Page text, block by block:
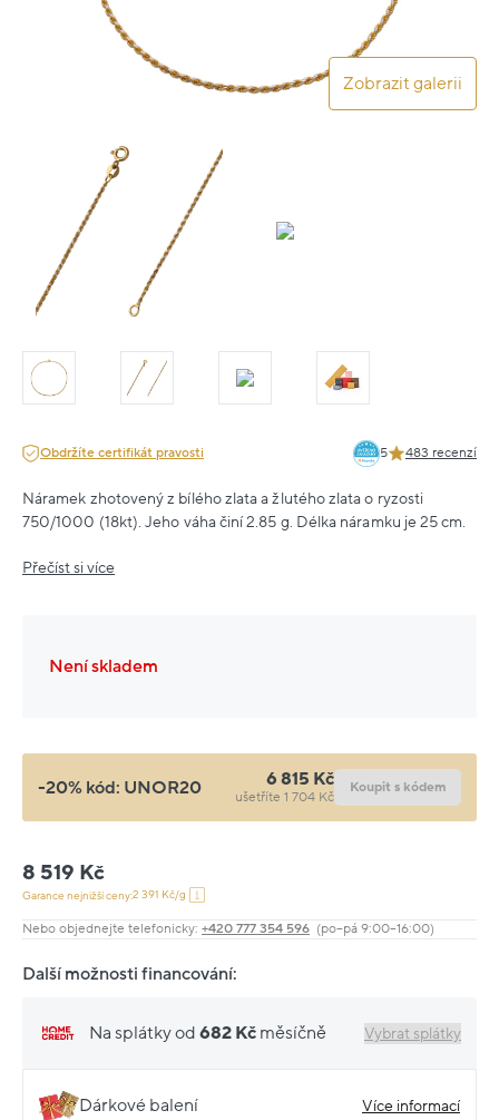
Zobrazit galerii
Obdržíte certifikát pravosti 5 483 recenzí
Náramek zhotovený z bílého zlata a žlutého zlata o ryzosti
750/1000 (18kt). Jeho váha činí 2.85 g. Délka náramku je 25 cm.
Přečíst si více
Není skladem
-20% kód: UNOR20 6 815 Kč
ušetříte 1 704 Kč
Koupit s kódem
8 519 Kč
Garance nejnižší ceny:2 391 Kč/g
Nebo objednejte telefonicky: +420 777 354 596 (po–pá 9:00–16:00)
Další možnosti financování:
Na splátky od 682 Kč měsíčně Vybrat splátky
Dárkové balení Více informací